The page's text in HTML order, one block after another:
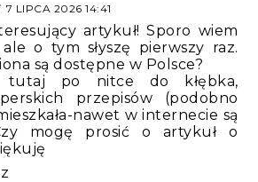
7 LIPCA 2026 14:41
artykuł! Sporo wiem
o tym słyszę pierwszy raz.
są dostępne w Polsce?
tutaj po nitce do kłębka,
przepisów (podobno
nawet w internecie są
mogę prosić o artykuł o